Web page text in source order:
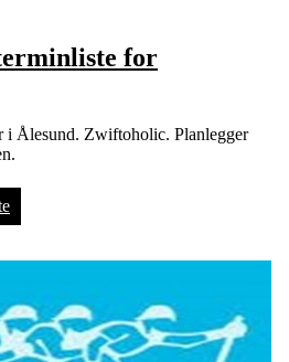
for
i Ålesund. Zwiftoholic. Planlegger